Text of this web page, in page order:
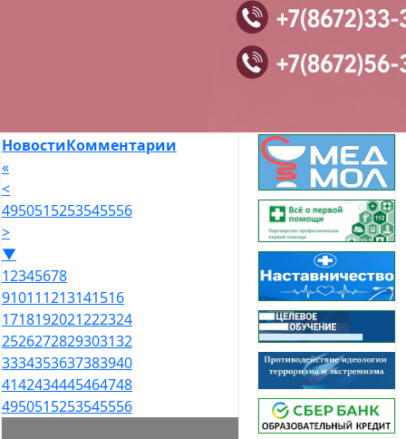
НовостиКомментарии
«
<
4950515253545556
>
▼
12345678
910111213141516
1718192021222324
2526272829303132
3334353637383940
4142434445464748
4950515253545556